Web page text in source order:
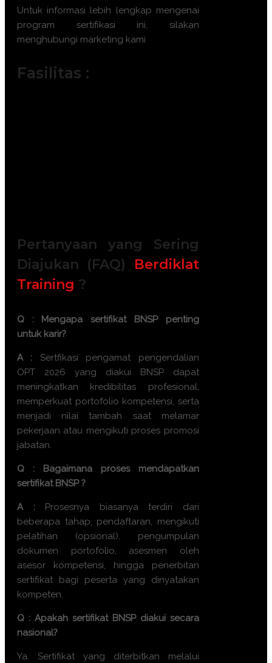
Untuk informasi lebih lengkap mengenai
program sertifikasi ini, silakan
menghubungi marketing kami
Fasilitas :
Pertanyaan yang Sering
Diajukan (FAQ) Berdiklat
Training ?
Q : Mengapa sertifikat BNSP penting
untuk karir?
A : Sertfikasi pengamat pengendalian
OPT 2026 yang diakui BNSP dapat
meningkatkan kredibilitas profesional,
memperkuat portofolio kompetensi, serta
menjadi nilai tambah saat melamar
pekerjaan atau mengikuti proses promosi
jabatan.
Q : Bagaimana proses mendapatkan
sertifikat BNSP ?
A :Prosesnya biasanya terdiri dari
beberapa tahap, pendaftaran, mengikuti
pelatihan (opsional), pengumpulan
dokumen portofolio, asesmen oleh
asesor kompetensi, hingga penerbitan
sertifikat bagi peserta yang dinyatakan
kompeten.
Q : Apakah sertifikat BNSP diakui secara
nasional?
Ya. Sertifikat yang diterbitkan melalui